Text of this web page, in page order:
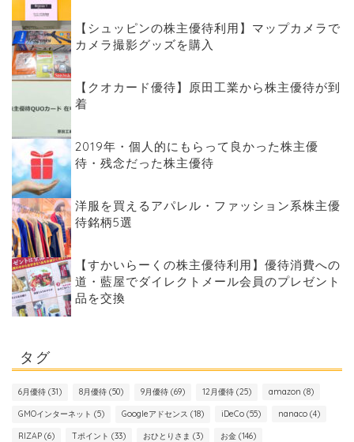
【シュッピンの株主優待利用】マップカメラで
カメラ撮影グッズを購入
【クオカード優待】原田工業から株主優待が到
着
2019年・個人的にもらって良かった株主優
待・残念だった株主優待
洋服を買えるアパレル・ファッション系株主優
待銘柄5選
【すかいらーくの株主優待利用】優待消費への
道・藍屋でダイレクトメール会員のプレゼント
品を交換
タグ
6月優待 (31) 8月優待 (50) 9月優待 (69) 12月優待 (25) amazon (8)
GMOインターネット (5) Googleアドセンス (18) iDeCo (55) nanaco (4)
RIZAP (6) Tポイント (33) おひとりさま (3) お金 (146)